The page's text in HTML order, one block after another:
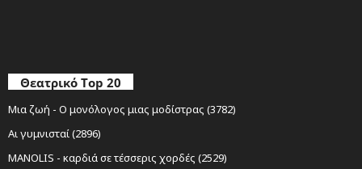
Θεατρικό Top 20
Μια ζωή - Ο μονόλογος μιας μοδίστρας (3782)
Αι γυμνισταί (2896)
MANOLIS - καρδιά σε τέσσερις χορδές (2529)